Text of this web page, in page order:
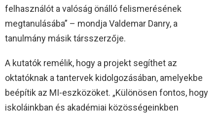
felhasználót a valóság önálló felismerésének
megtanulásába” – mondja Valdemar Danry, a
tanulmány másik társszerzője.
A kutatók remélik, hogy a projekt segíthet az
oktatóknak a tantervek kidolgozásában, amelyekbe
beépítik az MI-eszközöket. „Különösen fontos, hogy
iskoláinkban és akadémiai közösségeinkben